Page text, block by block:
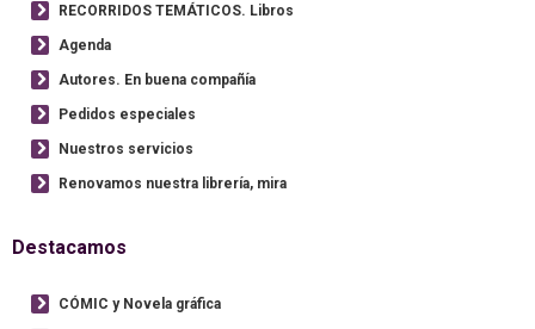
RECORRIDOS TEMÁTICOS. Libros
Agenda
Autores. En buena compañía
Pedidos especiales
Nuestros servicios
Renovamos nuestra librería, mira
Destacamos
CÓMIC y Novela gráfica